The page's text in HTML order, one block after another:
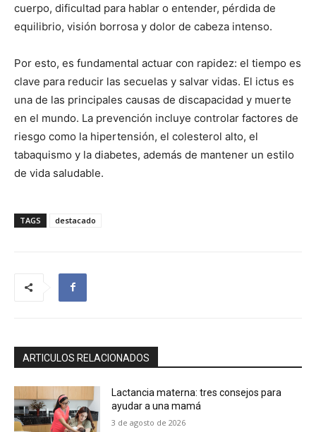
cuerpo, dificultad para hablar o entender, pérdida de
equilibrio, visión borrosa y dolor de cabeza intenso.
Por esto, es fundamental actuar con rapidez: el tiempo es
clave para reducir las secuelas y salvar vidas. El ictus es
una de las principales causas de discapacidad y muerte
en el mundo. La prevención incluye controlar factores de
riesgo como la hipertensión, el colesterol alto, el
tabaquismo y la diabetes, además de mantener un estilo
de vida saludable.
TAGS destacado
ARTICULOS RELACIONADOS
Lactancia materna: tres consejos para
ayudar a una mamá
3 de agosto de 2026